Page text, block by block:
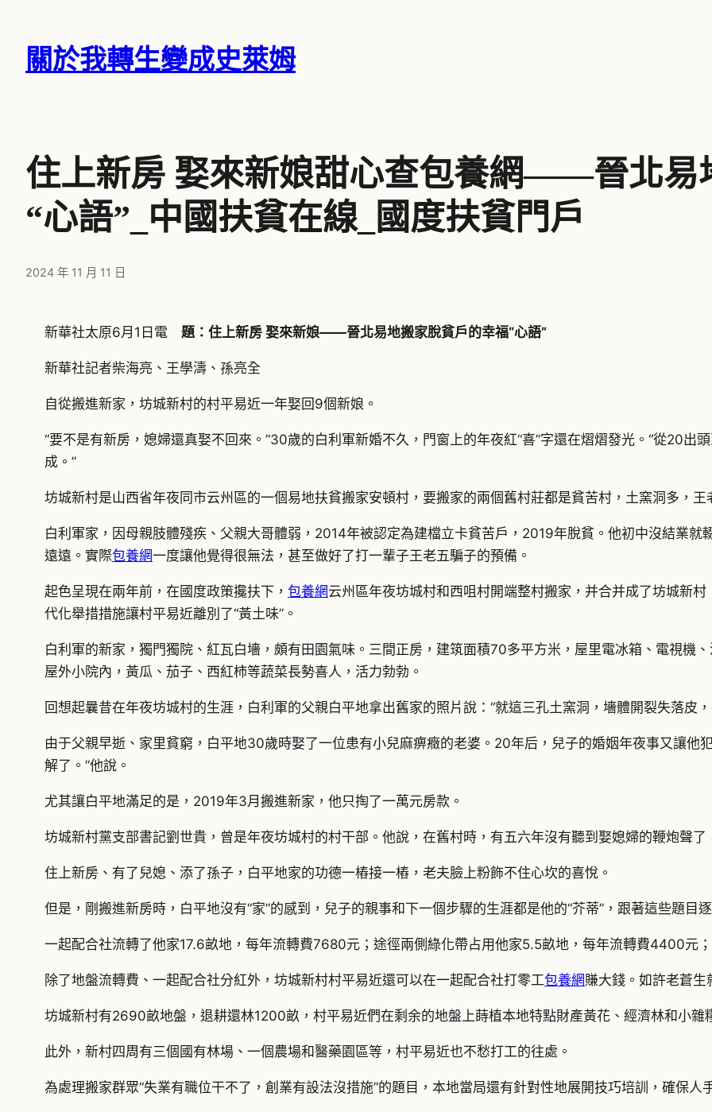
關於我轉生變成史萊姆
住上新房 娶來新娘甜心查包養網——晉北易
“心語”_中國扶貧在線_國度扶貧門戶
2024 年 11 月 11 日
新華社太原6月1日電 題：住上新房 娶來新娘——晉北易地搬家脫貧戶的幸福“心語”
新華社記者柴海亮、王學濤、孫亮全
自從搬進新家，坊城新村的村平易近一年娶回9個新娘。
“要不是有新房，媳婦還真娶不回來。”30歲的白利軍新婚不久，門窗上的年夜紅“喜”字還在熠熠發光。“從20出
成。”
坊城新村是山西省年夜同市云州區的一個易地扶貧搬家安頓村，要搬家的兩個舊村莊都是貧苦村，土窯洞多，王
白利軍家，因母親肢體殘疾、父親大哥體弱，2014年被認定為建檔立卡貧苦戶，2019年脫貧。他初中沒結業就
遠遠。實際包養網一度讓他覺得很無法，甚至做好了打一輩子王老五騙子的預備。
起色呈現在兩年前，在國度政策攙扶下， 包養網云州區年夜坊城村和西咀村開端整村搬家，并合并成了坊城新
代化舉措措施讓村平易近離別了“黃土味”。
白利軍的新家，獨門獨院、紅瓦白墻，頗有田園氣味。三間正房，建筑面積70多平方米，屋里電冰箱、電視機
屋外小院內，黃瓜、茄子、西紅柿等蔬菜長勢喜人，活力勃勃。
回想起曩昔在年夜坊城村的生涯，白利軍的父親白平地拿出舊家的照片說：“就這三孔土窯洞，墻體開裂失落皮
由于父親早逝、家里貧窮，白平地30歲時娶了一位患有小兒麻痹癥的老婆。20年后，兒子的婚姻年夜事又讓他
解了。”他說。
尤其讓白平地滿足的是，2019年3月搬進新家，他只掏了一萬元房款。
坊城新村黨支部書記劉世貴，曾是年夜坊城村的村干部。他說，在舊村時，有五六年沒有聽到娶媳婦的鞭炮聲
住上新房、有了兒媳、添了孫子，白平地家的功德一樁接一樁，老夫臉上粉飾不住心坎的喜悅。
但是，剛搬進新房時，白平地沒有“家”的感到，兒子的親事和下一個步驟的生涯都是他的“芥蒂”，跟著這些題目
一起配合社流轉了他家17.6畝地，每年流轉費7680元；途徑兩側綠化帶占用他家5.5畝地，每年流轉費4400元
除了地盤流轉費、一起配合社分紅外，坊城新村村平易近還可以在一起配合社打零工包養網賺大錢。如許老蒼生
坊城新村有2690畝地盤，退耕還林1200畝，村平易近們在剩余的地盤上蒔植本地特點財產黃花、經濟林和小雜
此外，新村四周有三個國有林場、一個農場和醫藥園區等，村平易近也不愁打工的往處。
為處理搬家群眾“失業有職位干不了，創業有設法沒措施”的題目，本地當局還有針對性地展開技巧培訓，確保人